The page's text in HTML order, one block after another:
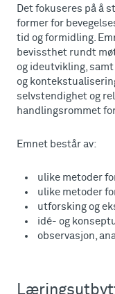
Det fokuseres på å
former for
tid og formidling.
bevissthet rundt
og ideutvikling,
og
selvstendighet og
handlingsrommet
Emnet består av:
ulike metoder
ulike metoder
utforsking og
idé- og
observasjon,